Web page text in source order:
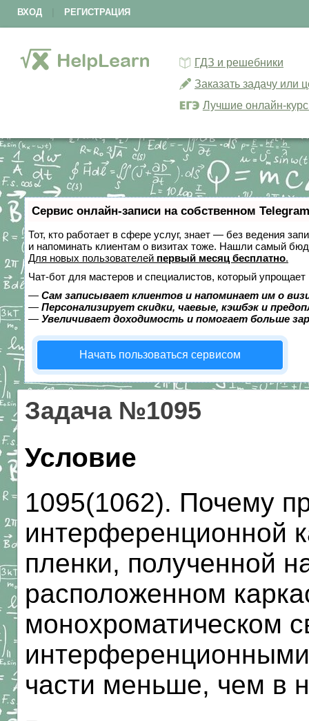
ВХОД РЕГИСТРАЦИЯ
ГДЗ и решебники
Заказать задачу или
Лучшие онлайн-
Сервис онлайн-записи на собственном
Тот, кто работает в сфере услуг, знает — без ведения
и напоминать клиентам о визитах тоже. Нашли самый
Для новых пользователей первый месяц бесплатно.
Чат-бот для мастеров и специалистов, который упрощает
— Сам записывает клиентов и напоминает им о
— Персонализирует скидки, чаевые, кэшбэк и
— Увеличивает доходимость и помогает больше
Начать пользоваться сервисом
Задача №1095
Условие
1095(1062). Почему
интерференционной
пленки, полученной
расположенном
монохроматическом
части меньше, чем в